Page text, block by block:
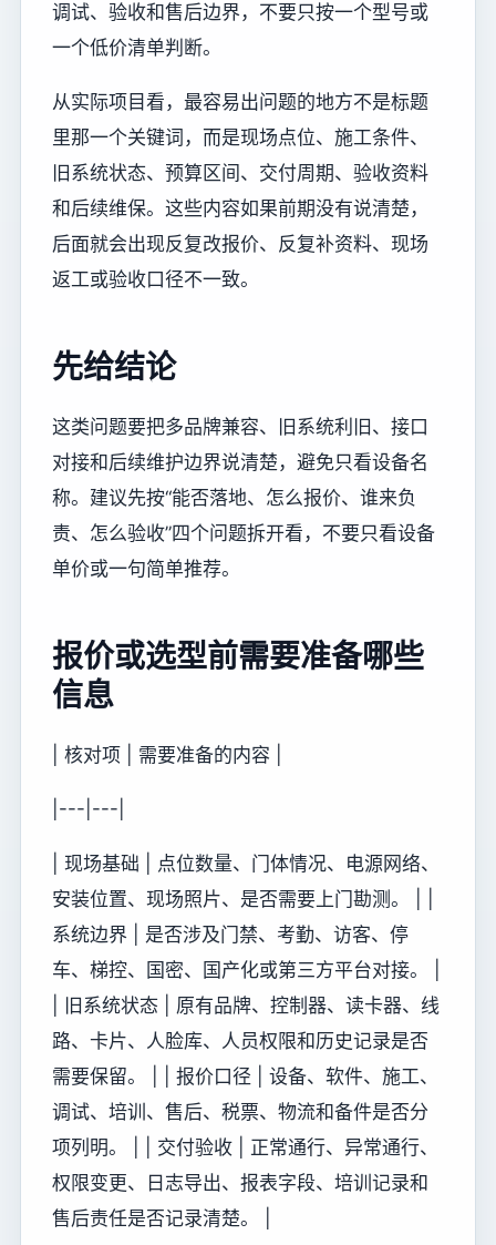
调试、验收和售后边界，不要只按一个型号或
一个低价清单判断。
从实际项目看，最容易出问题的地方不是标题
里那一个关键词，而是现场点位、施工条件、
旧系统状态、预算区间、交付周期、验收资料
和后续维保。这些内容如果前期没有说清楚，
后面就会出现反复改报价、反复补资料、现场
返工或验收口径不一致。
先给结论
这类问题要把多品牌兼容、旧系统利旧、接口
对接和后续维护边界说清楚，避免只看设备名
称。建议先按“能否落地、怎么报价、谁来负
责、怎么验收”四个问题拆开看，不要只看设备
单价或一句简单推荐。
报价或选型前需要准备哪些
信息
| 核对项 | 需要准备的内容 |
|---|---|
| 现场基础 | 点位数量、门体情况、电源网络、
安装位置、现场照片、是否需要上门勘测。 | |
系统边界 | 是否涉及门禁、考勤、访客、停
车、梯控、国密、国产化或第三方平台对接。 |
| 旧系统状态 | 原有品牌、控制器、读卡器、线
路、卡片、人脸库、人员权限和历史记录是否
需要保留。 | | 报价口径 | 设备、软件、施工、
调试、培训、售后、税票、物流和备件是否分
项列明。 | | 交付验收 | 正常通行、异常通行、
权限变更、日志导出、报表字段、培训记录和
售后责任是否记录清楚。 |